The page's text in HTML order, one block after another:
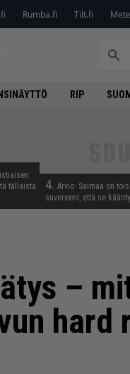
Rumba.fi Tilt.fi
RIP
tällaista
4. Arvio: Saimaa on
suvereeni, että se
–
hard